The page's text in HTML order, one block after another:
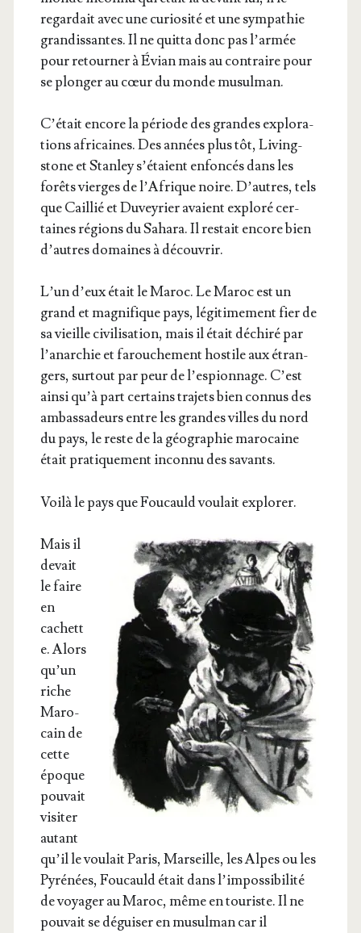
regar­dait avec une curio­si­té et une sym­pa­thie
gran­dis­santes. Il ne quit­ta donc pas l’ar­mée
pour retour­ner à Évian mais au contraire pour
se plon­ger au cœur du monde musulman.
C’é­tait encore la période des grandes explo­ra­
tions afri­caines. Des années plus tôt, Living­
stone et Stan­ley s’é­taient enfon­cés dans les
forêts vierges de l’A­frique noire. D’autres, tels
que Caillié et Duvey­rier avaient explo­ré cer­
taines régions du Saha­ra. Il res­tait encore bien
d’autres domaines à découvrir.
L’un d’eux était le Maroc. Le Maroc est un
grand et magni­fique pays, légi­ti­me­ment fier de
sa vieille civi­li­sa­tion, mais il était déchi­ré par
l’a­nar­chie et farou­che­ment hos­tile aux étran­
gers, sur­tout par peur de l’es­pion­nage. C’est
ain­si qu’à part cer­tains tra­jets bien connus des
ambas­sa­deurs entre les grandes villes du nord
du pays, le reste de la géo­gra­phie maro­caine
était pra­ti­que­ment incon­nu des savants.
Voi­là le pays que Fou­cauld vou­lait explorer.
Mais il
devait
le faire
en
cachett
e. Alors
qu’un
riche
Maro­
cain de
cette
époque
pou­vait
visi­ter
autant
qu’il le vou­lait Paris, Mar­seille, les Alpes ou les
Pyré­nées, Fou­cauld était dans l’im­pos­si­bi­li­té
de voya­ger au Maroc, même en tou­riste. Il ne
pou­vait se dégui­ser en musul­man car il